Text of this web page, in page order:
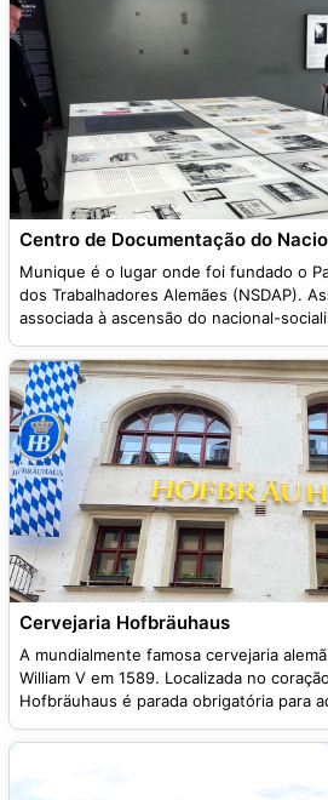
Centro de Documentação do
Munique é o lugar onde foi fundado o
dos Trabalhadores Alemães (NSDAP).
associada à ascensão do nacional-
Cervejaria Hofbräuhaus
A mundialmente famosa cervejaria
William V em 1589. Localizada no
Hofbräuhaus é parada obrigatória para